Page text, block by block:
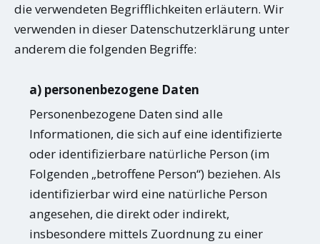
die verwendeten Begrifflichkeiten erläutern. Wir
verwenden in dieser Datenschutzerklärung unter
anderem die folgenden Begriffe:
a) personenbezogene Daten
Personenbezogene Daten sind alle
Informationen, die sich auf eine identifizierte
oder identifizierbare natürliche Person (im
Folgenden „betroffene Person“) beziehen. Als
identifizierbar wird eine natürliche Person
angesehen, die direkt oder indirekt,
insbesondere mittels Zuordnung zu einer